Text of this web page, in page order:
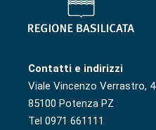
Contatti e indirizzi
Viale Vincenzo Verrastro, 4
85100 Potenza PZ
Tel 0971 661111